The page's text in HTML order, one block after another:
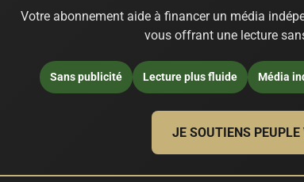
Votre abonnement aide à financer un média
vous offrant une lecture
Sans publicité Lecture plus fluide Média
JE SOUTIENS PEUPLE